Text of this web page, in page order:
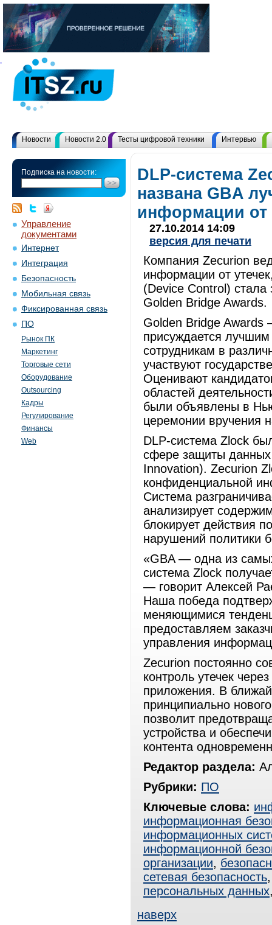
Новости Новости 2.0 Тесты цифровой техники Интервью
Подписка на новости:
Управление
документами
Интернет
Интеграция
Безопасность
Мобильная связь
Фиксированная связь
ПО
Рынок ПК
Маркетинг
Торговые сети
Оборудование
Outsourcing
Кадры
Регулирование
Финансы
Web
DLP-система
названа GBA
информации от
27.10.2014 14:09
версия для печати
Компания Zecurion
информации от
(Device Control)
Golden Bridge Awards.
Golden Bridge Awards
присуждается
сотрудникам в
участвуют
Оценивают
областей
были объявлены в
церемонии вручения
DLP-система Zlock
сфере защиты данных
Innovation). Zecurion
конфиденциальной
Система
анализирует
блокирует действия
нарушений политики
«GBA — одна из
система Zlock
— говорит Алексей
Наша победа
меняющимися
предоставляем
управления
Zecurion постоянно
контроль утечек
приложения. В
принципиально
позволит
устройства и
контента
Редактор раздела:
Рубрики: ПО
Ключевые слова:
информационная
информационных
информационной
организации,
сетевая безопасность
персональных данных
наверх